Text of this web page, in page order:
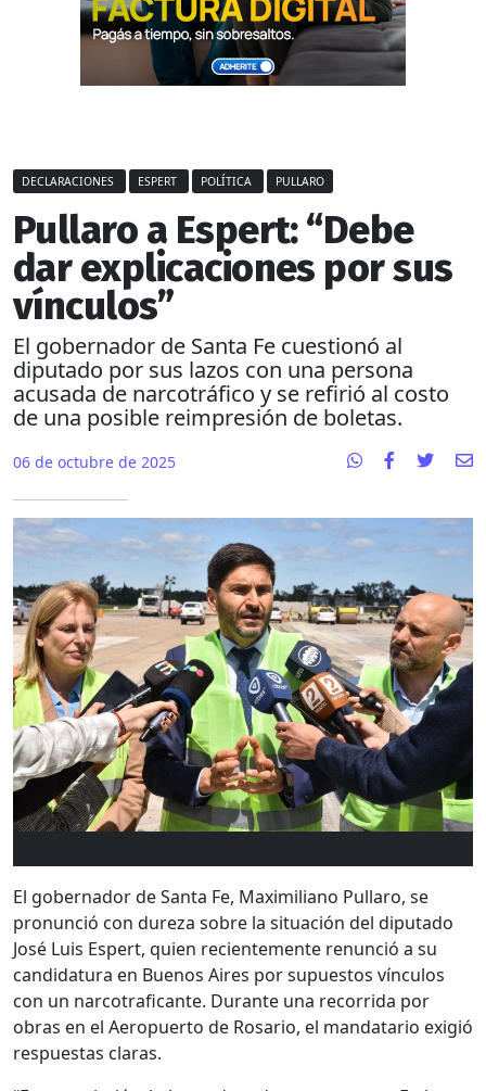
DECLARACIONES ESPERT POLÍTICA PULLARO
Pullaro a Espert: “Debe
dar explicaciones por sus
vínculos”
El gobernador de Santa Fe cuestionó al
diputado por sus lazos con una persona
acusada de narcotráfico y se refirió al costo
de una posible reimpresión de boletas.
06 de octubre de 2025
El gobernador de Santa Fe, Maximiliano Pullaro, se
pronunció con dureza sobre la situación del diputado
José Luis Espert, quien recientemente renunció a su
candidatura en Buenos Aires por supuestos vínculos
con un narcotraficante. Durante una recorrida por
obras en el Aeropuerto de Rosario, el mandatario exigió
respuestas claras.